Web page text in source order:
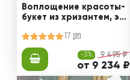
Воплощение красоты-
букет из хризантем, эус
17
-3% 9 495 ₽
от 9 234 ₽